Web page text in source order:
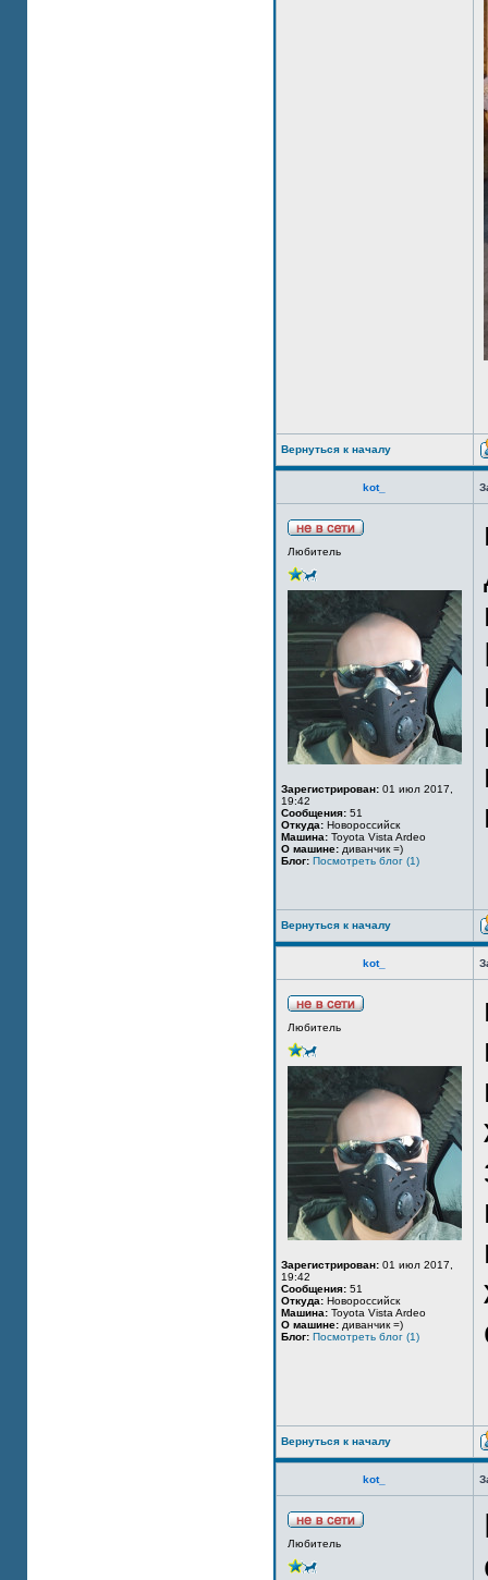
Вернуться к началу
kot_
Любитель
Зарегистрирован: 01 июл 2017,
19:42
Сообщения: 51
Откуда: Новороссийск
Машина: Toyota Vista Ardeo
О машине: диванчик =)
Блог: Посмотреть блог (1)
Вернуться к началу
kot_
Любитель
Зарегистрирован: 01 июл 2017,
19:42
Сообщения: 51
Откуда: Новороссийск
Машина: Toyota Vista Ardeo
О машине: диванчик =)
Блог: Посмотреть блог (1)
Вернуться к началу
kot_
Любитель